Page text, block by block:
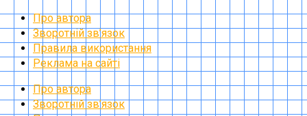
Про автора
Зворотній зв’язок
Правила використання
Реклама на сайті
Про автора
Зворотній зв’язок